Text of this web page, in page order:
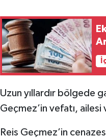
Uzun yıllardır bölgede
Geçmez’in vefatı,
Reis Geçmez’in